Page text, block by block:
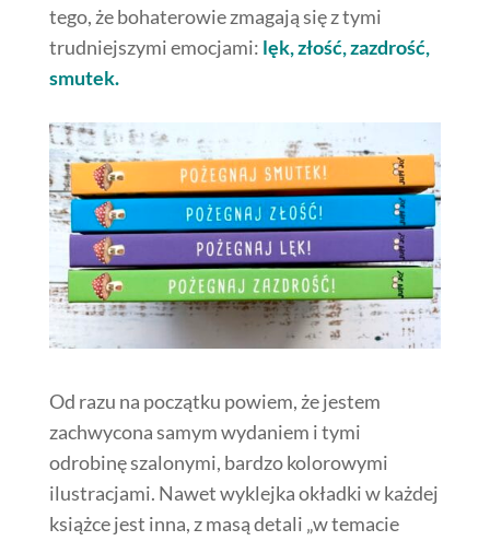
tego, że bohaterowie zmagają się z tymi
trudniejszymi emocjami: lęk, złość, zazdrość,
smutek.
Od razu na początku powiem, że jestem
zachwycona samym wydaniem i tymi
odrobinę szalonymi, bardzo kolorowymi
ilustracjami. Nawet wyklejka okładki w każdej
książce jest inna, z masą detali „w temacie